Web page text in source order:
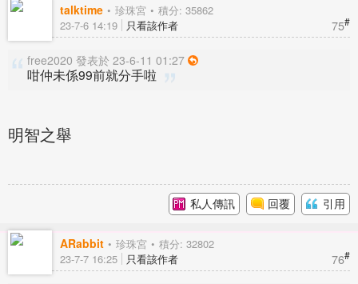
talktime 珍珠宮 積分: 35862
75#
23-7-6 14:19 只看該作者
free2020 發表於 23-6-11 01:27
咁仲未係99前就分手啦
明智之舉
私人傳訊 回覆 引用
ARabbit 珍珠宮 積分: 32802
76#
23-7-7 16:25 只看該作者